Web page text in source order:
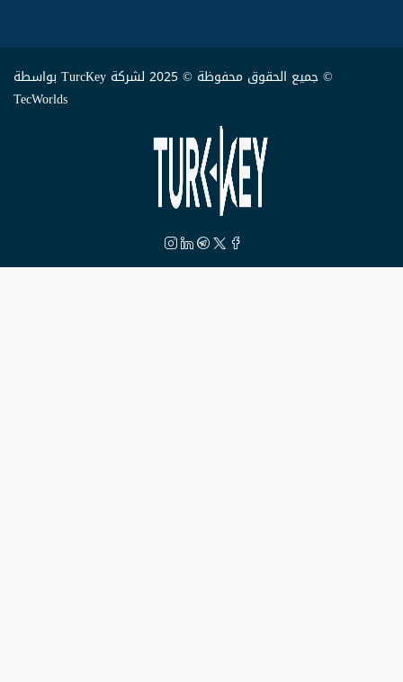
© جميع الحقوق محفوظة © 2025 لشركة TurcKey بواسطة
TecWorlds